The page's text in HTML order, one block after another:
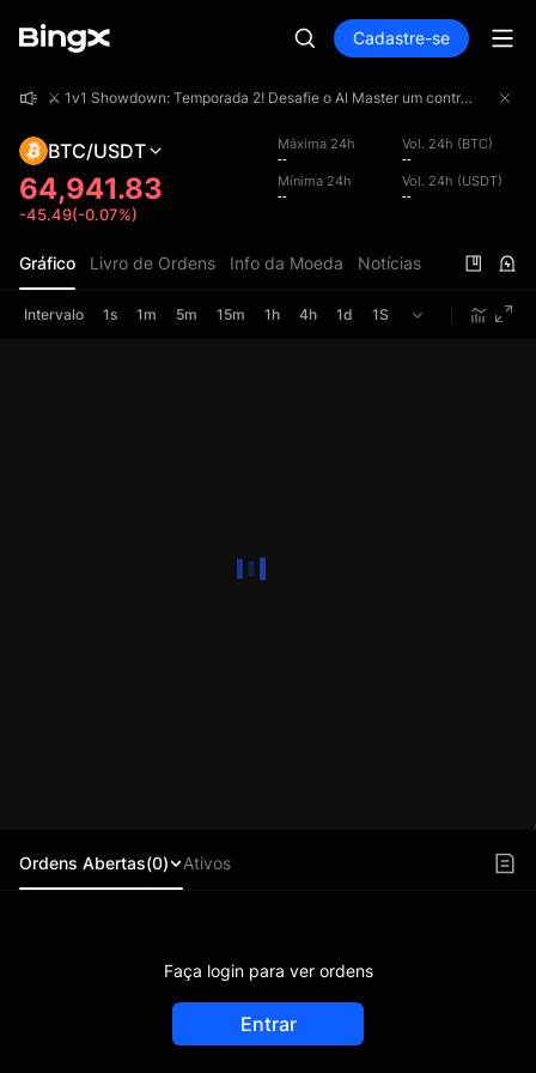
Cadastre-se
⚔️ 1v1 Showdown: Temporada 2! Desafie o AI Master um contra um e concorra a uma premiação total de 4.000.000 USDT!
BTC/USDT
64,941.83
-45.49(-0.07%)
Máxima 24h
--
Vol. 24h (BTC)
--
Mínima 24h
--
Vol. 24h (USDT)
--
Gráfico Livro de Ordens Info da Moeda Notícias
Intervalo 1s 1m 5m 15m 1h 4h 1d 1S
Ordens Abertas(0) Ativos
Faça login para ver ordens
Entrar